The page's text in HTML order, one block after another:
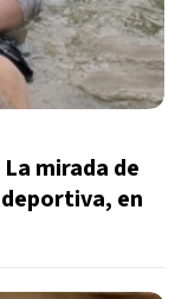
mirada de
en